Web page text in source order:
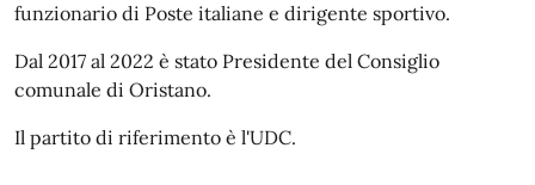
funzionario di Poste italiane e dirigente sportivo.
Dal 2017 al 2022 è stato Presidente del Consiglio
comunale di Oristano.
Il partito di riferimento è l'UDC.